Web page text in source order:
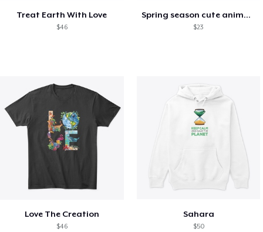
Treat Earth With Love
$46
Spring season cute animal kids tshirt
$23
Love The Creation
$46
Sahara
$50